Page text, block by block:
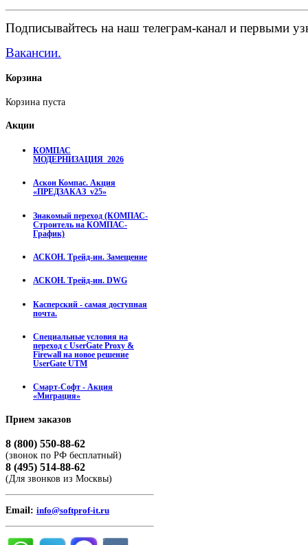
Подписывайтесь на наш телеграм-канал и первыми
Вакансии.
Корзина
Корзина пуста
Акции
КОМПАС
МОДЕРНИЗАЦИЯ_2026
Аскон Компас. Акция
«ПРЕДЗАКАЗ_v25»
Знакомый переход (КОМПАС-
Строитель на КОМПАС-
График)
АСКОН. Трейд-ин. Замещение
АСКОН. Трейд-ин. DWG
Касперский - самая доступная
почта.
Специальные условия на
переход с UserGate Proxy &
Firewall на новое решение
UserGate UTM
Смарт-Софт - Акция
«Миграция»
Прием заказов
8 (800) 550-88-62
(звонок по РФ бесплатный)
8 (495) 514-88-62
(Для звонков из Москвы)
Email: info@softprof-it.ru